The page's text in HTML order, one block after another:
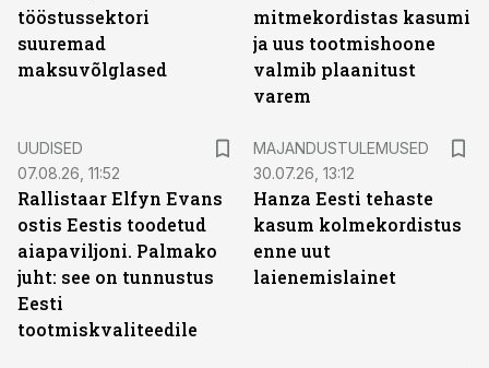
tööstussektori
suuremad
maksuvõlglased
mitmekordistas kasumi
ja uus tootmishoone
valmib plaanitust
varem
UUDISED
07.08.26, 11:52
Rallistaar Elfyn Evans
ostis Eestis toodetud
aiapaviljoni. Palmako
juht: see on tunnustus
Eesti
tootmiskvaliteedile
MAJANDUSTULEMUSED
30.07.26, 13:12
Hanza Eesti tehaste
kasum kolmekordistus
enne uut
laienemislainet